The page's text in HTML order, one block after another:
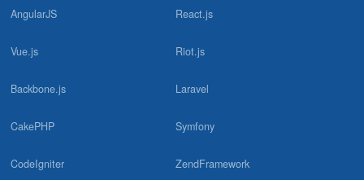
「在宅ワークに強いフリーランスエージェントおすすめ18選！リ
ランスナビ
2023.10.11
験と感想！徹底解説」に掲載されました！／THE NUNOBLOG様
2023.10.06
AngularJS React.js
Vue.js Riot.js
Backbone.js Laravel
CakePHP Symfony
CodeIgniter ZendFramework